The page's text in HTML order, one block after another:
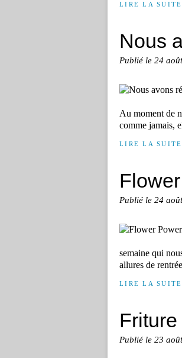
LIRE LA SUITE
Nous
Publié le 24
Au moment de
comme jamais,
LIRE LA SUITE
Publié le 24
semaine qui
allures de
LIRE LA SUITE
Publié le 23